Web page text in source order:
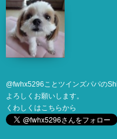
@fwhx5296 ことツインズパパの
よろしくお願いします。
くわしくは こちらから